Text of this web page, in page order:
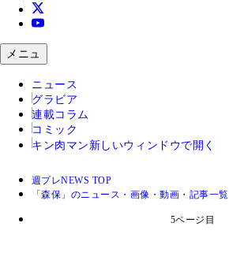
メニュ
ニュース
グラビア
連載コラム
コミック
キン肉マン 新しいウィンドウで開く
週プレNEWS TOP
「森保」のニュース・画像・動画・記事一覧
5ページ目